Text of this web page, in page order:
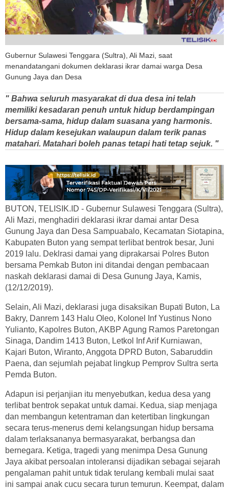
Gubernur Sulawesi Tenggara (Sultra), Ali Mazi, saat
menandatangani dokumen deklarasi ikrar damai warga Desa
Gunung Jaya dan Desa
" Bahwa seluruh masyarakat di dua desa ini telah
memiliki kesadaran penuh untuk hidup berdampingan
bersama-sama, hidup dalam suasana yang harmonis.
Hidup dalam kesejukan walaupun dalam terik panas
matahari. Matahari boleh panas tetapi hati tetap sejuk. "
BUTON, TELISIK.ID - Gubernur Sulawesi Tenggara (Sultra),
Ali Mazi, menghadiri deklarasi ikrar damai antar Desa
Gunung Jaya dan Desa Sampuabalo, Kecamatan Siotapina,
Kabupaten Buton yang sempat terlibat bentrok besar, Juni
2019 lalu. Deklrasi damai yang diprakarsai Polres Buton
bersama Pemkab Buton ini ditandai dengan pembacaan
naskah deklarasi damai di Desa Gunung Jaya, Kamis,
(12/12/2019).
Selain, Ali Mazi, deklarasi juga disaksikan Bupati Buton, La
Bakry, Danrem 143 Halu Oleo, Kolonel Inf Yustinus Nono
Yulianto, Kapolres Buton, AKBP Agung Ramos Paretongan
Sinaga, Dandim 1413 Buton, Letkol Inf Arif Kurniawan,
Kajari Buton, Wiranto, Anggota DPRD Buton, Sabaruddin
Paena, dan sejumlah pejabat lingkup Pemprov Sultra serta
Pemda Buton.
Adapun isi perjanjian itu menyebutkan, kedua desa yang
terlibat bentrok sepakat untuk damai. Kedua, siap menjaga
dan membangun ketentraman dan ketertiban lingkungan
secara terus-menerus demi kelangsungan hidup bersama
dalam terlaksananya bermasyarakat, berbangsa dan
bernegara. Ketiga, tragedi yang menimpa Desa Gunung
Jaya akibat persoalan intoleransi dijadikan sebagai sejarah
pengalaman pahit untuk tidak terulang kembali mulai saat
ini sampai anak cucu secara turun temurun. Keempat, dalam